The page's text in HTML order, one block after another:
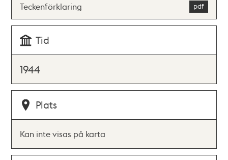
Teckenförklaring
Tid
1944
Plats
Kan inte visas på karta